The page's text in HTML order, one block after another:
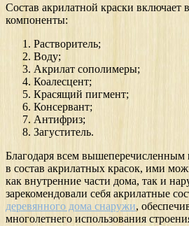
Состав акрилатной краски включает
компоненты:
Растворитель;
Воду;
Акрилат сополимеры;
Коалесцент;
Красящий пигмент;
Консервант;
Антифриз;
Загуститель.
Благодаря всем
в состав акрилатных красок, ими
как внутренние части дома, так и
зарекомендовали себя акрилатные
деревянного дома снаружи,
многолетнего использования